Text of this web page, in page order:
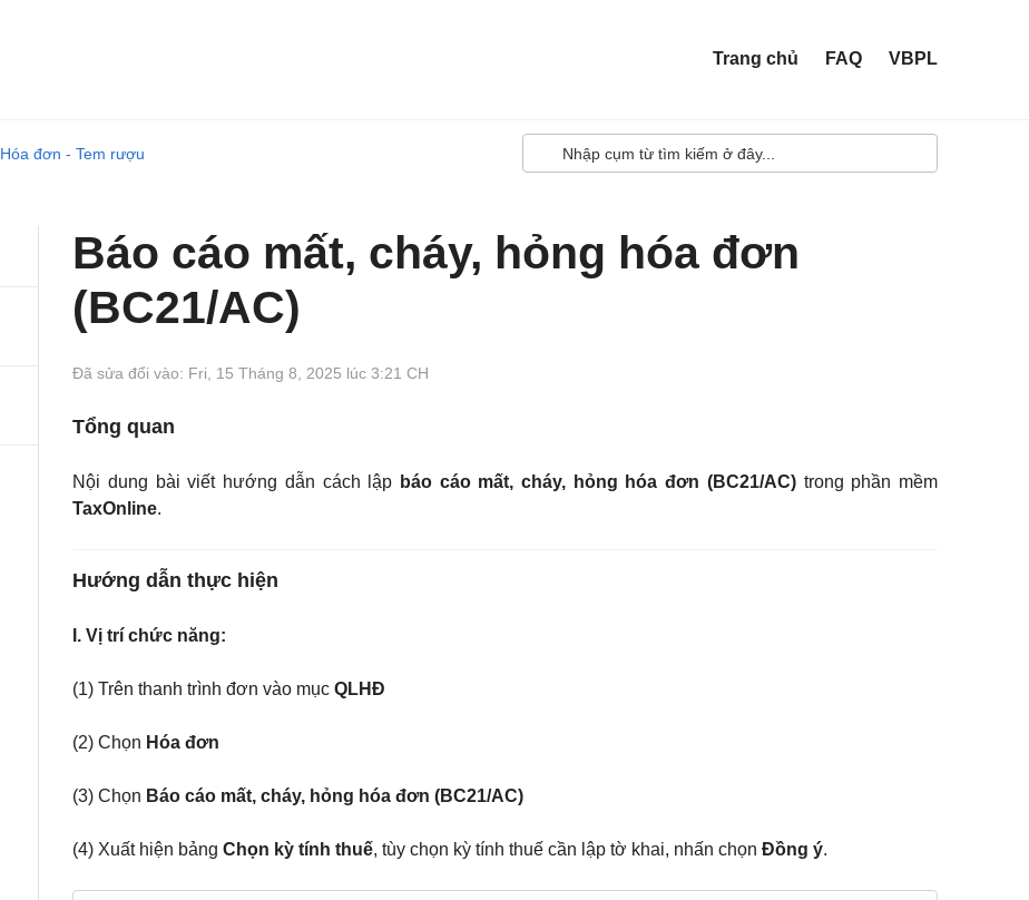
Trang chủ FAQ VBPL
Hóa đơn - Tem rượu
Báo cáo mất, cháy, hỏng hóa đơn
(BC21/AC)
Đã sửa đổi vào: Fri, 15 Tháng 8, 2025 lúc 3:21 CH
Tổng quan
Nội dung bài viết hướng dẫn cách lập báo cáo mất, cháy, hỏng hóa đơn (BC21/AC)trong phần mềm
TaxOnline.
Hướng dẫn thực hiện
I. Vị trí chức năng:
(1) Trên thanh trình đơn vào mụcQLHĐ
(2) Chọn Hóa đơn
(3) Chọn Báo cáo mất, cháy, hỏng hóa đơn (BC21/AC)
(4) Xuất hiện bảngChọn kỳ tính thuế, tùy chọn kỳ tính thuế cần lập tờ khai, nhấn chọnĐồng ý.